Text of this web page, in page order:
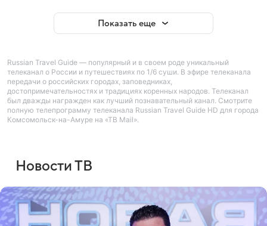
Показать еще
Russian Travel Guide — популярный и в своем роде уникальный
телеканал о России и путешествиях по 1/6 суши. В эфире телеканала
передачи о российских городах, заповедниках,
достопримечательностях и традициях коренных народов. Телеканал
был дважды награжден как лучший познавательный канал. Смотрите
полную телепрограмму телеканала Russian Travel Guide HD для города
Комсомольск-на-Амуре на «ТВ Mail».
Новости ТВ